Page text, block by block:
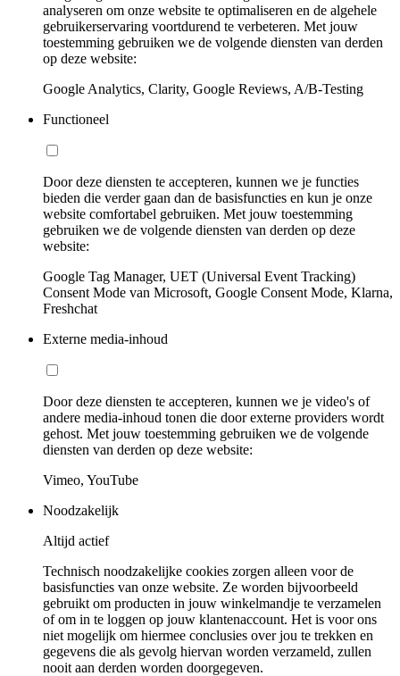
analyseren om onze website te optimaliseren en de algehele
gebruikerservaring voortdurend te verbeteren. Met jouw
toestemming gebruiken we de volgende diensten van derden
op deze website:
Google Analytics, Clarity, Google Reviews, A/B-Testing
Functioneel
Door deze diensten te accepteren, kunnen we je functies
bieden die verder gaan dan de basisfuncties en kun je onze
website comfortabel gebruiken. Met jouw toestemming
gebruiken we de volgende diensten van derden op deze
website:
Google Tag Manager, UET (Universal Event Tracking)
Consent Mode van Microsoft, Google Consent Mode, Klarna,
Freshchat
Externe media-inhoud
Door deze diensten te accepteren, kunnen we je video's of
andere media-inhoud tonen die door externe providers wordt
gehost. Met jouw toestemming gebruiken we de volgende
diensten van derden op deze website:
Vimeo, YouTube
Noodzakelijk
Altijd actief
Technisch noodzakelijke cookies zorgen alleen voor de
basisfuncties van onze website. Ze worden bijvoorbeeld
gebruikt om producten in jouw winkelmandje te verzamelen
of om in te loggen op jouw klantenaccount. Het is voor ons
niet mogelijk om hiermee conclusies over jou te trekken en
gegevens die als gevolg hiervan worden verzameld, zullen
nooit aan derden worden doorgegeven.